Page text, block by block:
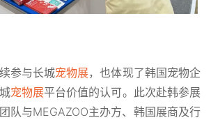
参与长城宠物展，也体现了韩国宠物企
宠物展平台价值的认可。此次赴韩参展
队与MEGAZOO主办方、韩国展商及行